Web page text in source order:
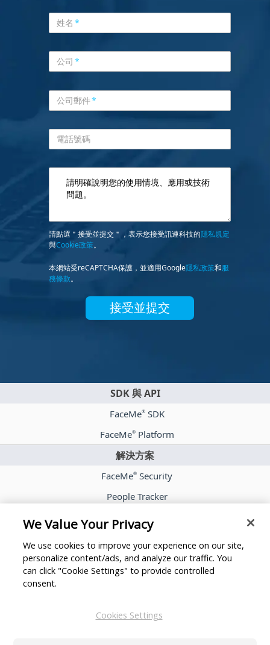
姓名 *
公司 *
公司郵件*
電話號碼
請點選＂接受並提交＂，表示您接受訊連科技的隱私規定
與Cookie政策。
本網站受reCAPTCHA保護，並適用Google隱私政策和服
務條款。
接受並提交
SDK 與 API
FaceMe®SDK
FaceMe®Platform
解決方案
FaceMe® Security
People Tracker
部落格
新聞室
關於訊連科技
We Value Your Privacy
We use cookies to improve your experience on our site,
personalize content/ads, and analyze our traffic. You
can click "Cookie Settings" to provide controlled
consent.
Cookies Settings